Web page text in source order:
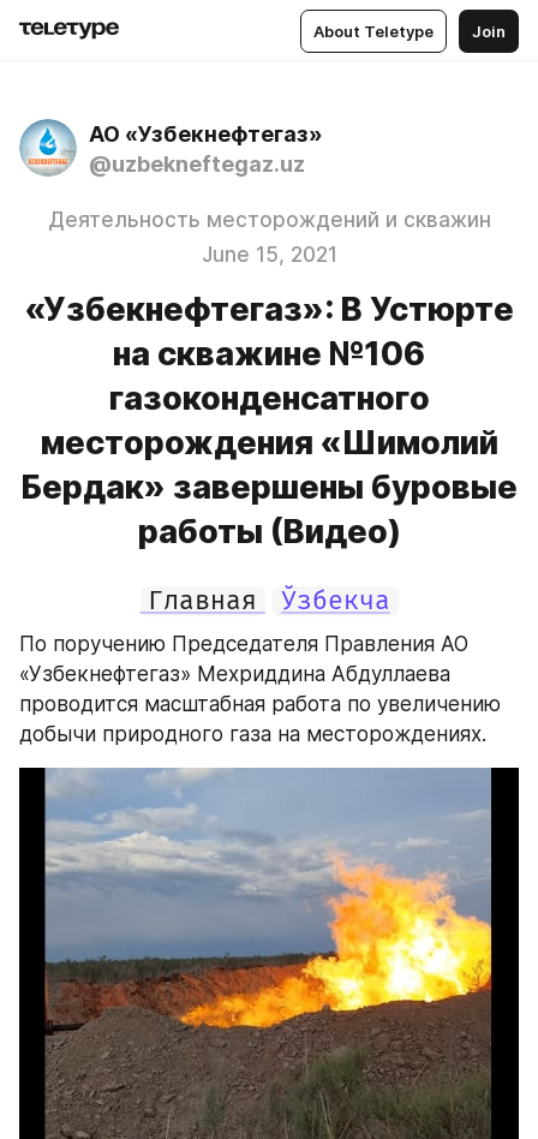
About Teletype Join
АО «Узбекнефтегаз»
@uzbekneftegaz.uz
Деятельность месторождений и скважин
June 15, 2021
«Узбекнефтегаз»: В Устюрте
на скважине №106
газоконденсатного
месторождения «Шимолий
Бердак» завершены буровые
работы (Видео)
Главная Ўзбекча
По поручению Председателя Правления АО
«Узбекнефтегаз» Мехриддина Абдуллаева
проводится масштабная работа по увеличению
добычи природного газа на месторождениях.